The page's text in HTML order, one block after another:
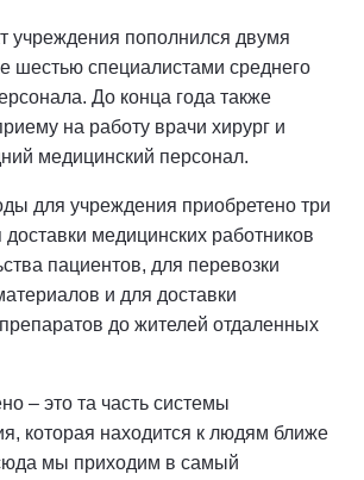
учреждения пополнился двумя
шестью специалистами среднего
До конца года также
на работу врачи хирург и
медицинский персонал.
для учреждения приобретено три
медицинских работников
пациентов, для перевозки
и для доставки
до жителей отдаленных
– это та часть системы
которая находится к людям ближе
мы приходим в самый